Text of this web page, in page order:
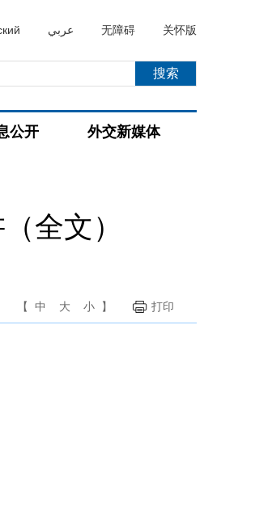
عربي 无障碍 关怀版
公开 外交新媒体
全文）
【 中 大 小 】 打印